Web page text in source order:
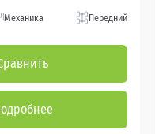
Механика Передний